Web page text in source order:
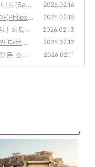
드(Saud
(0)
2026.02.16
(Philoxe
2026.02.15
미팅과
2026.02.13
다문화
2026.02.12
은 소통
2026.02.11